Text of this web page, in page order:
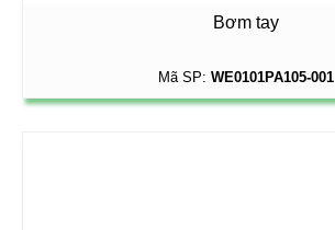
Bơm tay
Mã SP: WE0101PA105-001